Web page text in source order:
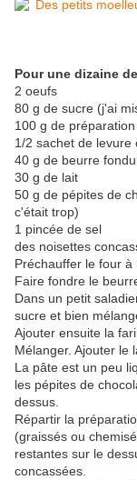
Pour une dizaine
2 oeufs
80 g de sucre (j'ai
100 g de
1/2 sachet de levure
40 g de beurre fondu
30 g de lait
50 g de pépites de
c'était trop)
1 pincée de sel
des noisettes
Préchauffer le four à
Faire fondre le
Dans un petit
sucre et bien
Ajouter ensuite la
Mélanger. Ajouter le
La pâte est un peu
les pépites de
dessus.
Répartir la
(graissés ou
restantes sur le
concassées.